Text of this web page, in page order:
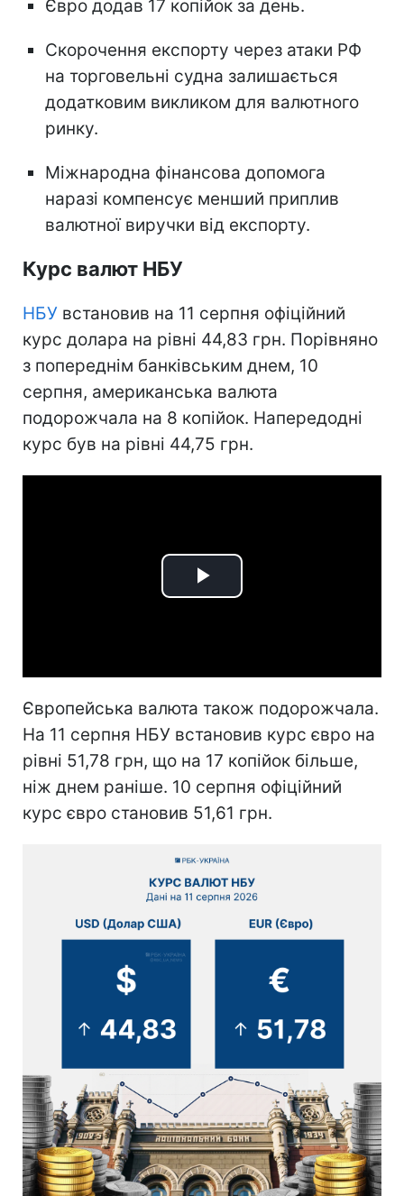
Євро додав 17 копійок за день.
Скорочення експорту через атаки РФ
на торговельні судна залишається
додатковим викликом для валютного
ринку.
Міжнародна фінансова допомога
наразі компенсує менший приплив
валютної виручки від експорту.
Курс валют НБУ
НБУ встановив на 11 серпня офіційний
курс долара на рівні 44,83 грн. Порівняно
з попереднім банківським днем, 10
серпня, американська валюта
подорожчала на 8 копійок. Напередодні
курс був на рівні 44,75 грн.
Play
Європейська валюта також подорожчала.
На 11 серпня НБУ встановив курс євро на
рівні 51,78 грн, що на 17 копійок більше,
ніж днем раніше. 10 серпня офіційний
курс євро становив 51,61 грн.